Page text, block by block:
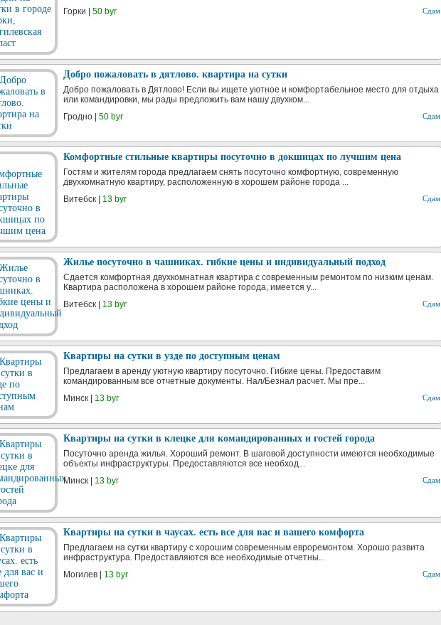
Горки | 50 byr Сдам
Добро пожаловать в дятлово. квартира на сутки
Добро пожаловать в Дятлово! Если вы ищете уютное и комфортабельное место для отдыха
или командировки, мы рады предложить вам нашу двухком...
Гродно | 50 byr Сдам
Комфортные стильные квартиры посуточно в докшицах по лучшим цена
Гостям и жителям города предлагаем снять посуточно комфортную, современную
двухкомнатную квартиру, расположенную в хорошем районе города ...
Витебск | 13 byr Сдам
Жилье посуточно в чашниках. гибкие цены и индивидуальный подход
Сдается комфортная двухкомнатная квартира с современным ремонтом по низким ценам.
Квартира расположена в хорошем районе города, имеется у...
Витебск | 13 byr Сдам
Квартиры на сутки в узде по доступным ценам
Предлагаем в аренду уютную квартиру посуточно. Гибкие цены. Предоставим
командированным все отчетные документы. Нал/Безнал расчет. Мы пре...
Минск | 13 byr Сдам
Квартиры на сутки в клецке для командированных и гостей города
Посуточно аренда жилья. Хороший ремонт. В шаговой доступности имеются необходимые
объекты инфраструктуры. Предоставляются все необход...
Минск | 13 byr Сдам
Квартиры на сутки в чаусах. есть все для вас и вашего комфорта
Предлагаем на сутки квартиру с хорошим современным евроремонтом. Хорошо развита
инфраструктура. Предоставляются все необходимые отчетны...
Могилев | 13 byr Сдам